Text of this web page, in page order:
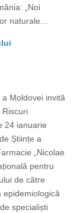
„Noi
naturale...
Moldovei invită
Riscuri
24 ianuarie
Științe a
„Nicolae
pentru
de către
epidemiologică
specialiști